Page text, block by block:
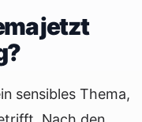
jetzt
sensibles Thema,